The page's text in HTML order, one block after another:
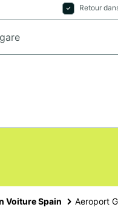
Retour
Voiture Spain Aeroport